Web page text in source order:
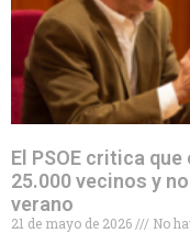
El PSOE critica
25.000 vecinos y
verano
21 de mayo de 2026
No